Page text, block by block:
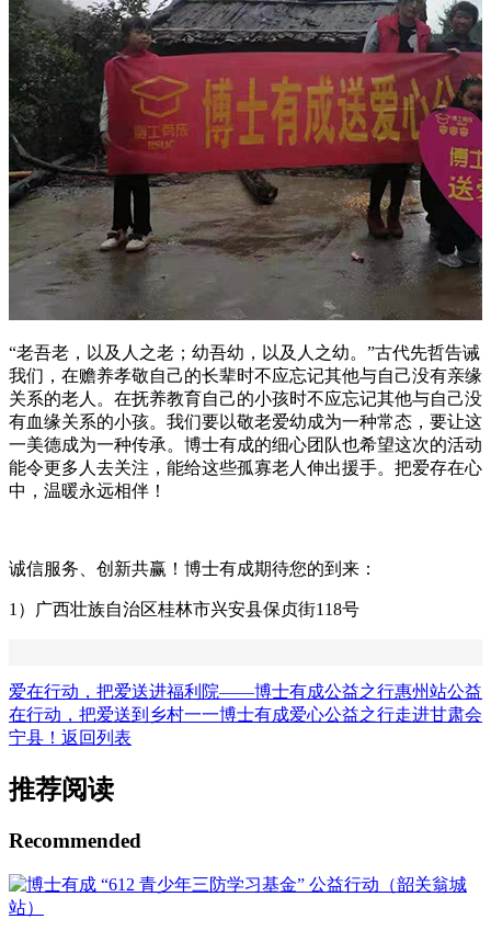
“老吾老，以及人之老；幼吾幼，以及人之幼。”古代先哲告诫
我们，在赡养孝敬自己的长辈时不应忘记其他与自己没有亲缘
关系的老人。在抚养教育自己的小孩时不应忘记其他与自己没
有血缘关系的小孩。我们要以敬老爱幼成为一种常态，要让这
一美德成为一种传承。博士有成的细心团队也希望这次的活动
能令更多人去关注，能给这些孤寡老人伸出援手。把爱存在心
中，温暖永远相伴！
诚信服务、创新共赢！博士有成期待您的到来：
1）广西壮族自治区桂林市兴安县保贞街118号
爱在行动，把爱送进福利院——博士有成公益之行惠州站公益
在行动，把爱送到乡村一一博士有成爱心公益之行走进甘肃会
宁县！ 返回列表
推荐阅读
Recommended